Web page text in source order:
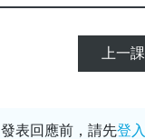
上一課
發表回應前，請先登入